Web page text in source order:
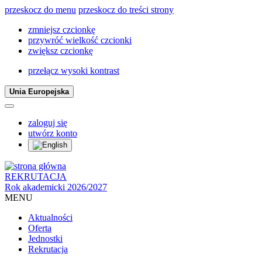
przeskocz do menu przeskocz do treści strony
zmniejsz czcionkę
przywróć wielkość czcionki
zwiększ czcionkę
przełącz wysoki kontrast
Unia Europejska
zaloguj się
utwórz konto
REKRUTACJA
Rok akademicki 2026/2027
MENU
Aktualności
Oferta
Jednostki
Rekrutacja